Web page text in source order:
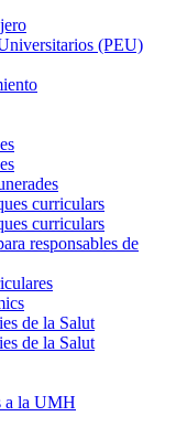
(PEU)
curriculars
curriculars
responsables de
de la Salut
de la Salut
a la UMH